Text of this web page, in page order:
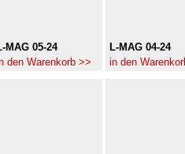
MAG 05-24
den Warenkorb >>
L-MAG 04-24
in den